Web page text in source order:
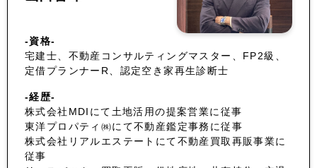
-資格-
宅建士、不動産コンサルティングマスター、FP2級、
定借プランナーR、認定空き家再生診断士
-経歴-
株式会社MDIにて土地活用の提案営業に従事
東洋プロパティ㈱にて不動産鑑定事務に従事
株式会社リアルエステートにて不動産買取再販事業に
従事